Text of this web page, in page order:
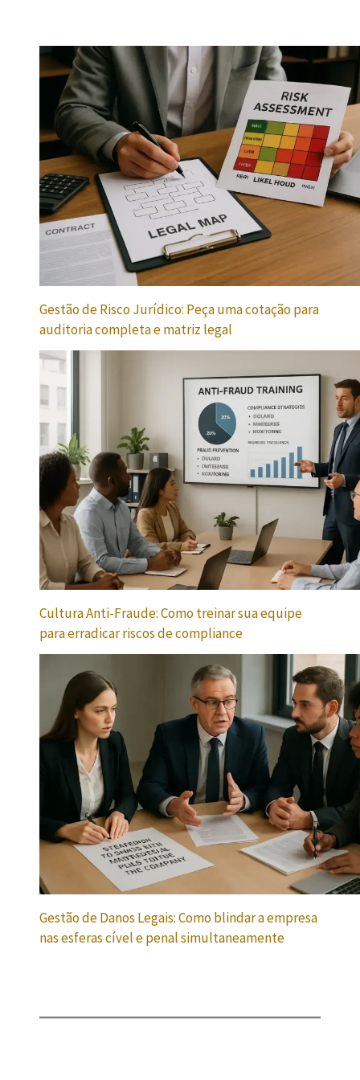
Gestão de Risco Jurídico: Peça uma cotação para
auditoria completa e matriz legal
Cultura Anti-Fraude: Como treinar sua equipe
para erradicar riscos de compliance
Gestão de Danos Legais: Como blindar a empresa
nas esferas cível e penal simultaneamente